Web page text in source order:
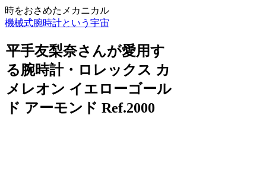
時をおさめたメカニカル
機械式腕時計という宇宙
平手友梨奈さんが愛用す
る腕時計・ロレックス カ
メレオン イエローゴール
ド アーモンド Ref.2000